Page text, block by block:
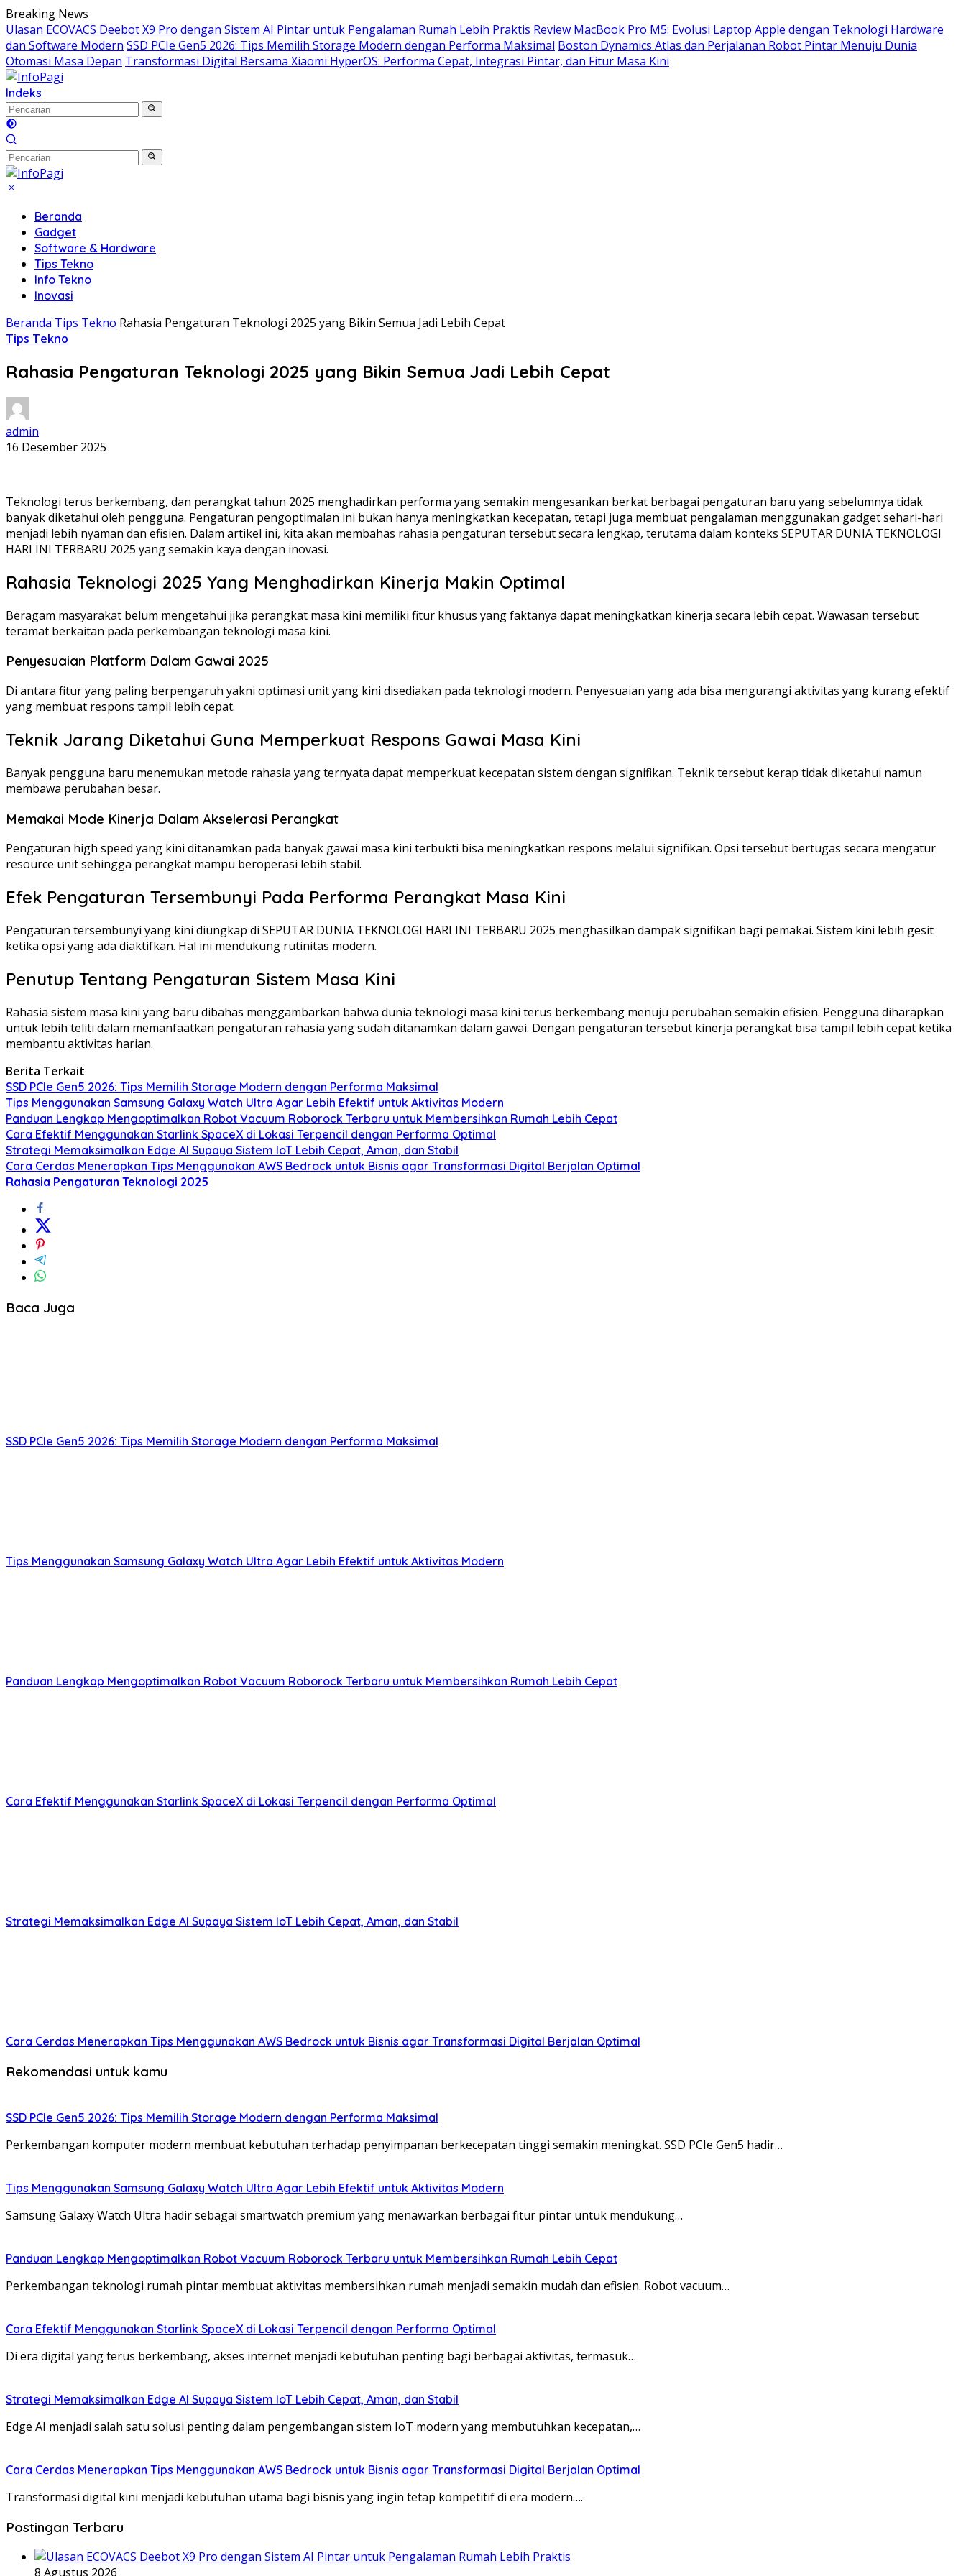
Langsung
ke
konten
Breaking News
Ulasan ECOVACS Deebot X9 Pro dengan Sistem AI Pintar untuk Pengalaman Rumah Lebih Praktis Review MacBook Pro M5: Evolusi Laptop Apple dengan Teknologi Hardware
dan Software Modern SSD PCIe Gen5 2026: Tips Memilih Storage Modern dengan Performa Maksimal Boston Dynamics Atlas dan Perjalanan Robot Pintar Menuju Dunia
Otomasi Masa Depan Transformasi Digital Bersama Xiaomi HyperOS: Performa Cepat, Integrasi Pintar, dan Fitur Masa Kini
Indeks
Beranda
Gadget
Software & Hardware
Tips Tekno
Info Tekno
Inovasi
Beranda Tips Tekno Rahasia Pengaturan Teknologi 2025 yang Bikin Semua Jadi Lebih Cepat
Tips Tekno
Rahasia Pengaturan Teknologi 2025 yang Bikin Semua Jadi Lebih Cepat
admin
16 Desember 2025
Teknologi terus berkembang, dan perangkat tahun 2025 menghadirkan performa yang semakin mengesankan berkat berbagai pengaturan baru yang sebelumnya tidak
banyak diketahui oleh pengguna. Pengaturan pengoptimalan ini bukan hanya meningkatkan kecepatan, tetapi juga membuat pengalaman menggunakan gadget sehari-hari
menjadi lebih nyaman dan efisien. Dalam artikel ini, kita akan membahas rahasia pengaturan tersebut secara lengkap, terutama dalam konteks SEPUTAR DUNIA TEKNOLOGI
HARI INI TERBARU 2025 yang semakin kaya dengan inovasi.
Rahasia Teknologi 2025 Yang Menghadirkan Kinerja Makin Optimal
Beragam masyarakat belum mengetahui jika perangkat masa kini memiliki fitur khusus yang faktanya dapat meningkatkan kinerja secara lebih cepat. Wawasan tersebut
teramat berkaitan pada perkembangan teknologi masa kini.
Penyesuaian Platform Dalam Gawai 2025
Di antara fitur yang paling berpengaruh yakni optimasi unit yang kini disediakan pada teknologi modern. Penyesuaian yang ada bisa mengurangi aktivitas yang kurang efektif
yang membuat respons tampil lebih cepat.
Teknik Jarang Diketahui Guna Memperkuat Respons Gawai Masa Kini
Banyak pengguna baru menemukan metode rahasia yang ternyata dapat memperkuat kecepatan sistem dengan signifikan. Teknik tersebut kerap tidak diketahui namun
membawa perubahan besar.
Memakai Mode Kinerja Dalam Akselerasi Perangkat
Pengaturan high speed yang kini ditanamkan pada banyak gawai masa kini terbukti bisa meningkatkan respons melalui signifikan. Opsi tersebut bertugas secara mengatur
resource unit sehingga perangkat mampu beroperasi lebih stabil.
Efek Pengaturan Tersembunyi Pada Performa Perangkat Masa Kini
Pengaturan tersembunyi yang kini diungkap di SEPUTAR DUNIA TEKNOLOGI HARI INI TERBARU 2025 menghasilkan dampak signifikan bagi pemakai. Sistem kini lebih gesit
ketika opsi yang ada diaktifkan. Hal ini mendukung rutinitas modern.
Penutup Tentang Pengaturan Sistem Masa Kini
Rahasia sistem masa kini yang baru dibahas menggambarkan bahwa dunia teknologi masa kini terus berkembang menuju perubahan semakin efisien. Pengguna diharapkan
untuk lebih teliti dalam memanfaatkan pengaturan rahasia yang sudah ditanamkan dalam gawai. Dengan pengaturan tersebut kinerja perangkat bisa tampil lebih cepat ketika
membantu aktivitas harian.
Berita Terkait
SSD PCIe Gen5 2026: Tips Memilih Storage Modern dengan Performa Maksimal
Tips Menggunakan Samsung Galaxy Watch Ultra Agar Lebih Efektif untuk Aktivitas Modern
Panduan Lengkap Mengoptimalkan Robot Vacuum Roborock Terbaru untuk Membersihkan Rumah Lebih Cepat
Cara Efektif Menggunakan Starlink SpaceX di Lokasi Terpencil dengan Performa Optimal
Strategi Memaksimalkan Edge AI Supaya Sistem IoT Lebih Cepat, Aman, dan Stabil
Cara Cerdas Menerapkan Tips Menggunakan AWS Bedrock untuk Bisnis agar Transformasi Digital Berjalan Optimal
Rahasia Pengaturan Teknologi 2025
Baca Juga
SSD PCIe Gen5 2026: Tips Memilih Storage Modern dengan Performa Maksimal
Tips Menggunakan Samsung Galaxy Watch Ultra Agar Lebih Efektif untuk Aktivitas Modern
Panduan Lengkap Mengoptimalkan Robot Vacuum Roborock Terbaru untuk Membersihkan Rumah Lebih Cepat
Cara Efektif Menggunakan Starlink SpaceX di Lokasi Terpencil dengan Performa Optimal
Strategi Memaksimalkan Edge AI Supaya Sistem IoT Lebih Cepat, Aman, dan Stabil
Cara Cerdas Menerapkan Tips Menggunakan AWS Bedrock untuk Bisnis agar Transformasi Digital Berjalan Optimal
Rekomendasi untuk kamu
SSD PCIe Gen5 2026: Tips Memilih Storage Modern dengan Performa Maksimal
Perkembangan komputer modern membuat kebutuhan terhadap penyimpanan berkecepatan tinggi semakin meningkat. SSD PCIe Gen5 hadir…
Tips Menggunakan Samsung Galaxy Watch Ultra Agar Lebih Efektif untuk Aktivitas Modern
Samsung Galaxy Watch Ultra hadir sebagai smartwatch premium yang menawarkan berbagai fitur pintar untuk mendukung…
Panduan Lengkap Mengoptimalkan Robot Vacuum Roborock Terbaru untuk Membersihkan Rumah Lebih Cepat
Perkembangan teknologi rumah pintar membuat aktivitas membersihkan rumah menjadi semakin mudah dan efisien. Robot vacuum…
Cara Efektif Menggunakan Starlink SpaceX di Lokasi Terpencil dengan Performa Optimal
Di era digital yang terus berkembang, akses internet menjadi kebutuhan penting bagi berbagai aktivitas, termasuk…
Strategi Memaksimalkan Edge AI Supaya Sistem IoT Lebih Cepat, Aman, dan Stabil
Edge AI menjadi salah satu solusi penting dalam pengembangan sistem IoT modern yang membutuhkan kecepatan,…
Cara Cerdas Menerapkan Tips Menggunakan AWS Bedrock untuk Bisnis agar Transformasi Digital Berjalan Optimal
Transformasi digital kini menjadi kebutuhan utama bagi bisnis yang ingin tetap kompetitif di era modern….
Postingan Terbaru
8 Agustus 2026